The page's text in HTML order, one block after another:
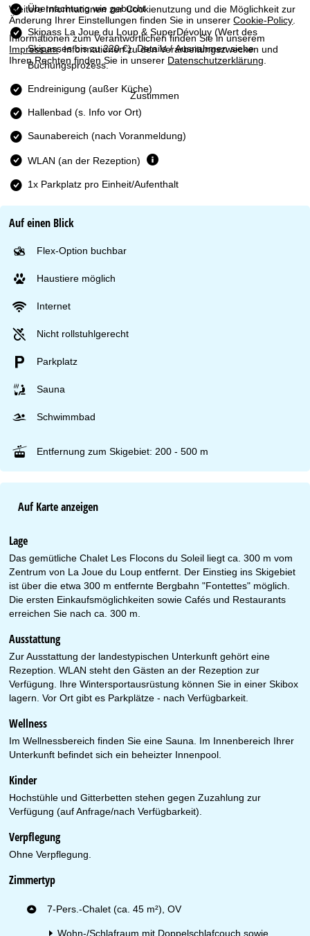
Weitere Informationen zur Cookienutzung und die Möglichkeit zur
Änderung Ihrer Einstellungen finden Sie in unsererCookie-Policy
Informationen zum Verantwortlichen finden Sie in unserem
Impressum. Informationen zu den Verarbeitungszwecken und
Ihren Rechten finden Sie in unserer Datenschutzerklärung
Zustimmen
eÜbernachtung wie gebucht
Skipass La Joue du Loup & SuperDévoluy (Wert des
Skipasses bis zu 220 €). Details / Ausnahmen siehe
Buchungsprozess.
Endreinigung (außer Küche)
Hallenbad (s. Info vor Ort)
Saunabereich (nach Voranmeldung)
WLAN (an der Rezeption)
1x Parkplatz pro Einheit/Aufenthalt
Auf einen Blick
Flex-Option buchbar
Haustiere möglich
Internet
Nicht rollstuhlgerecht
Parkplatz
Sauna
Schwimmbad
Entfernung zum Skigebiet: 200 - 500 m
Auf Karte anzeigen
Lage
Das gemütliche Chalet Les Flocons du Soleil liegt ca. 300 m vom
Zentrum von La Joue du Loup entfernt. Der Einstieg ins Skigebiet
ist über die etwa 300 m entfernte Bergbahn "Fontettes" möglich.
Die ersten Einkaufsmöglichkeiten sowie Cafés und Restaurants
erreichen Sie nach ca. 300 m.
Ausstattung
Zur Ausstattung der landestypischen Unterkunft gehört eine
Rezeption. WLAN steht den Gästen an der Rezeption zur
Verfügung. Ihre Wintersportausrüstung können Sie in einer Skibox
lagern. Vor Ort gibt es Parkplätze - nach Verfügbarkeit.
Wellness
Im Wellnessbereich finden Sie eine Sauna. Im Innenbereich Ihrer
Unterkunft befindet sich ein beheizter Innenpool.
Kinder
Hochstühle und Gitterbetten stehen gegen Zuzahlung zur
Verfügung (auf Anfrage/nach Verfügbarkeit).
Verpflegung
Ohne Verpflegung.
Zimmertyp
7-Pers.-Chalet (ca. 45 m²), OV
Wohn-/Schlafraum mit Doppelschlafcouch sowie